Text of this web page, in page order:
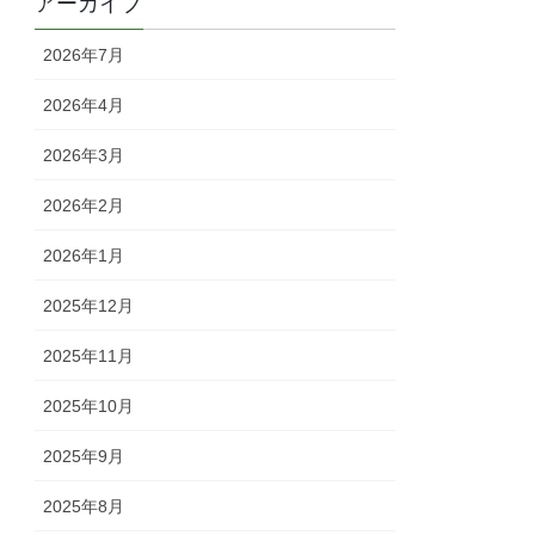
2026年7月
2026年4月
2026年3月
2026年2月
2026年1月
2025年12月
2025年11月
2025年10月
2025年9月
2025年8月